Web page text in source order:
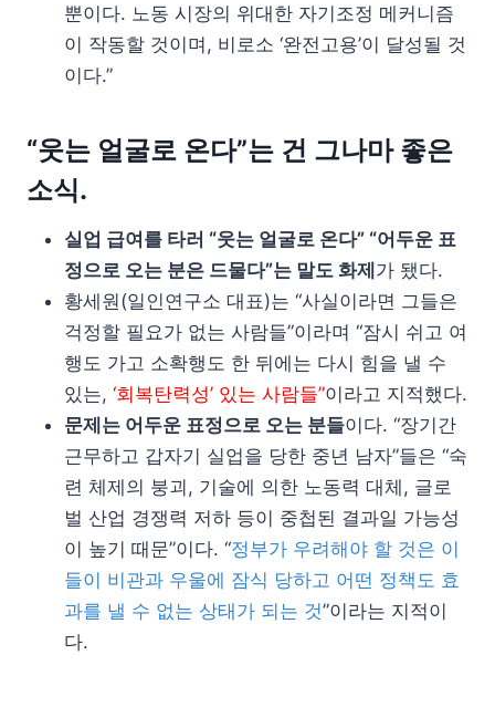
뿐이다. 노동 시장의 위대한 자기조정 메커니즘
이 작동할 것이며, 비로소 ‘완전고용’이 달성될 것
이다.”
“웃는 얼굴로 온다”는 건 그나마 좋은
소식.
실업 급여를 타러 “웃는 얼굴로 온다” “어두운 표
정으로 오는 분은 드물다”는 말도 화제가 됐다.
황세원(일인연구소 대표)는 “사실이라면 그들은
걱정할 필요가 없는 사람들”이라며 “잠시 쉬고 여
행도 가고 소확행도 한 뒤에는 다시 힘을 낼 수
있는, ‘회복탄력성’ 있는 사람들”이라고 지적했다.
문제는 어두운 표정으로 오는 분들이다. “장기간
근무하고 갑자기 실업을 당한 중년 남자”들은 “숙
련 체제의 붕괴, 기술에 의한 노동력 대체, 글로
벌 산업 경쟁력 저하 등이 중첩된 결과일 가능성
이 높기 때문”이다. “정부가 우려해야 할 것은 이
들이 비관과 우울에 잠식 당하고 어떤 정책도 효
과를 낼 수 없는 상태가 되는 것”이라는 지적이
다.